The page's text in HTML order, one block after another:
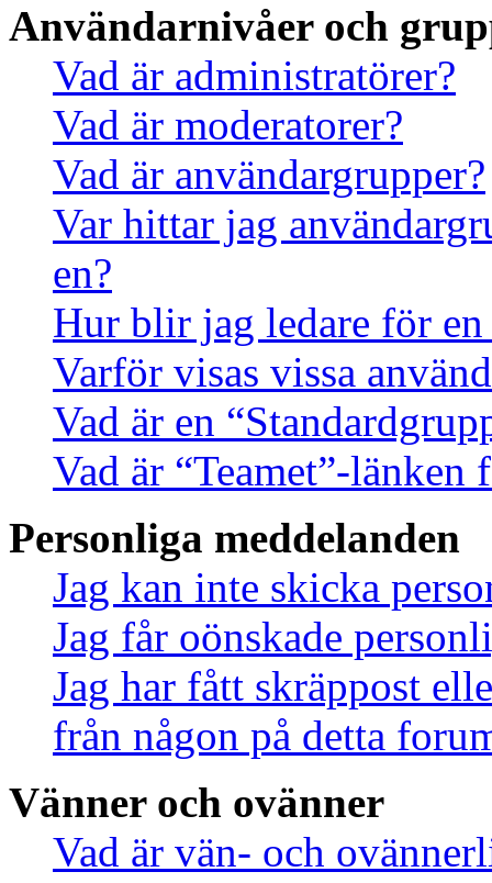
Användarnivåer och
Vad är administratörer?
Vad är moderatorer?
Vad är användargrupper?
Var hittar jag
en?
Hur blir jag ledare för en
Varför visas vissa
Vad är en
Vad är “Teamet”-länken
Personliga meddelanden
Jag kan inte skicka
Jag får oönskade
Jag har fått skräppost
från någon på detta
Vänner och ovänner
Vad är vän- och